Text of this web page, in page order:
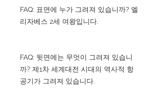
FAQ: 표면에 누가 그려져 있습니까? 엘
리자베스 2세 여왕입니다.
FAQ: 뒷면에는 무엇이 그려져 있습니
까? 제1차 세계대전 시대의 역사적 항
공기가 그려져 있습니다.